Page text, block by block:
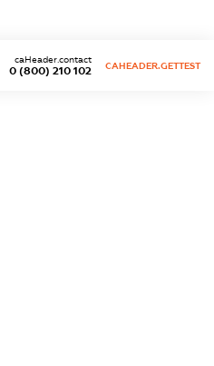
0 (800) 210 102
caHeader.contact
CAHEADER.GETTEST